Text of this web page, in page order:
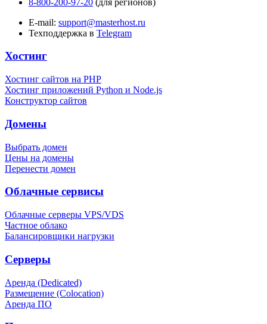
E-mail: support@masterhost.ru
Техподдержка в Telegram
Хостинг
Хостинг сайтов на PHP
Хостинг приложений Python и Node.js
Конструктор сайтов
Домены
Выбрать домен
Цены на домены
Перенести домен
Облачные сервисы
Облачные серверы VPS/VDS
Частное облако
Балансировщики нагрузки
Серверы
Аренда (Dedicated)
Размещение (Colocation)
Аренда ПО